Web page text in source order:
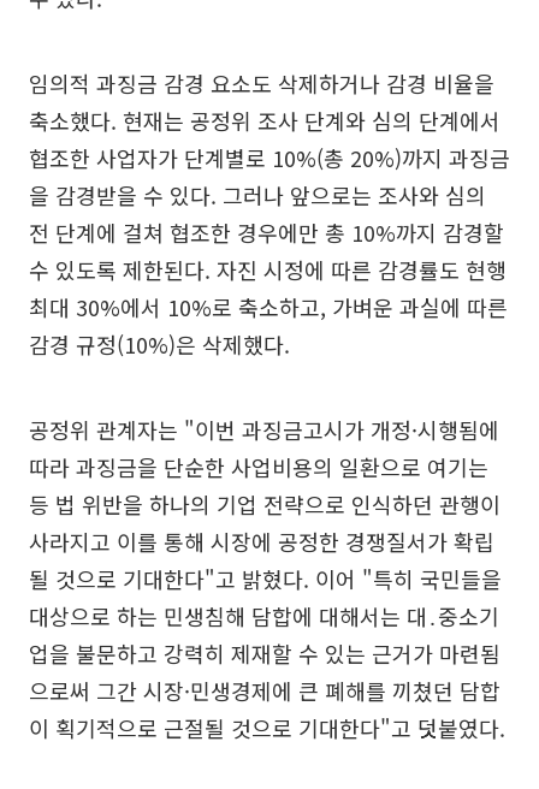
임의적 과징금 감경 요소도 삭제하거나 감경 비율을
축소했다. 현재는 공정위 조사 단계와 심의 단계에서
협조한 사업자가 단계별로 10%(총 20%)까지 과징금
을 감경받을 수 있다. 그러나 앞으로는 조사와 심의
전 단계에 걸쳐 협조한 경우에만 총 10%까지 감경할
수 있도록 제한된다. 자진 시정에 따른 감경률도 현행
최대 30%에서 10%로 축소하고, 가벼운 과실에 따른
감경 규정(10%)은 삭제했다.
공정위 관계자는 "이번 과징금고시가 개정·시행됨에
따라 과징금을 단순한 사업비용의 일환으로 여기는
등 법 위반을 하나의 기업 전략으로 인식하던 관행이
사라지고 이를 통해 시장에 공정한 경쟁질서가 확립
될 것으로 기대한다"고 밝혔다. 이어 "특히 국민들을
대상으로 하는 민생침해 담합에 대해서는 대․중소기
업을 불문하고 강력히 제재할 수 있는 근거가 마련됨
으로써 그간 시장·민생경제에 큰 폐해를 끼쳤던 담합
이 획기적으로 근절될 것으로 기대한다"고 덧붙였다.